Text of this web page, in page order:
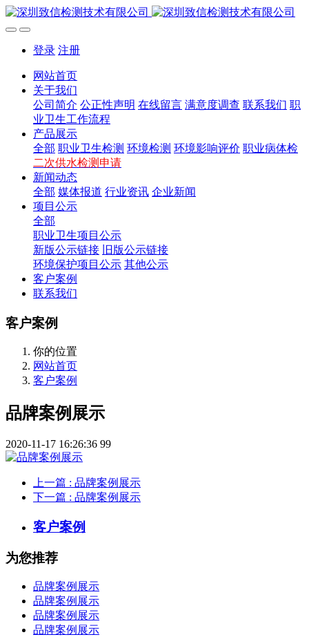
登录 注册
网站首页
关于我们
公司简介 公正性声明 在线留言 满意度调查 联系我们 职
业卫生工作流程
产品展示
全部 职业卫生检测 环境检测 环境影响评价 职业病体检
二次供水检测申请
新闻动态
全部 媒体报道 行业资讯 企业新闻
项目公示
全部
职业卫生项目公示
新版公示链接
旧版公示链接
环境保护项目公示 其他公示
客户案例
联系我们
客户案例
你的位置
网站首页
客户案例
品牌案例展示
2020-11-17 16:26:36 99
上一篇 : 品牌案例展示
下一篇 : 品牌案例展示
客户案例
为您推荐
品牌案例展示
品牌案例展示
品牌案例展示
品牌案例展示